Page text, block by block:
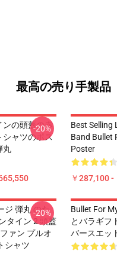
最高の売り手製品
ンの頭蓋の赤
シャツのポス
丸
-20%
Best Selling
Band Bullet
Poster
￥287,100
ジ 弾丸 のた
タイン 2 頭蓋
ァン プルオ
シャツ
-20%
Bullet For
とバラギフ
バースエッ